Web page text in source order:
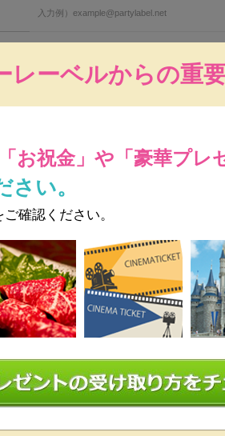
入力例）example@partylabel.net
どんなパーティーを致しますか？
ご利用の会場名をご記入ください。
同意する
レーベルからの重
「お祝金」や「豪華プレ
さい。
確認ください。